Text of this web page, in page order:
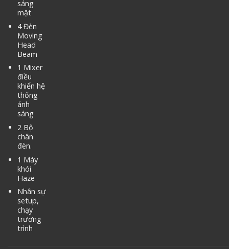
sáng
mặt
4 Đèn
Moving
Head
Beam
1 Mixer
điều
khiển hệ
thống
ánh
sáng
2 Bộ
chân
đèn.
1 Máy
khói
Haze
Nhân sự
setup,
chạy
trương
trình